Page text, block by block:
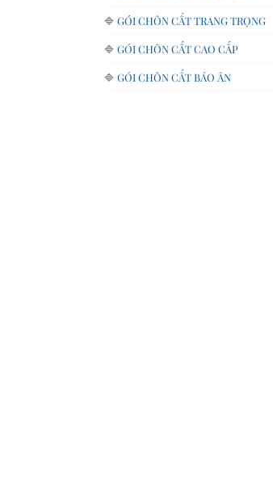
🔷 GÓI CHÔN CẤT TRANG TRỌNG
🔷 GÓI CHÔN CẤT CAO CẤP
🔷 GÓI CHÔN CẤT BÁO ÂN